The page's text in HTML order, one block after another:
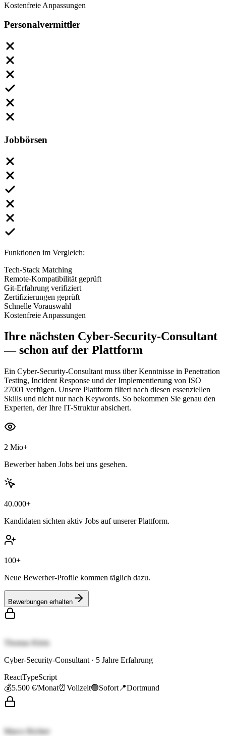
Kostenfreie Anpassungen
Personalvermittler
Jobbörsen
Funktionen im Vergleich:
Tech-Stack Matching
Remote-Kompatibilität geprüft
Git-Erfahrung verifiziert
Zertifizierungen geprüft
Schnelle Vorauswahl
Kostenfreie Anpassungen
Ihre nächsten Cyber-Security-Consultant
— schon auf der Plattform
Ein Cyber-Security-Consultant muss über Kenntnisse in Penetration
Testing, Incident Response und der Implementierung von ISO
27001 verfügen. Unsere Plattform filtert nach diesen essenziellen
Skills und nicht nur nach Keywords. So bekommen Sie genau den
Experten, der Ihre IT-Struktur absichert.
2 Mio+
Bewerber haben Jobs bei uns gesehen.
40.000+
Kandidaten sichten aktiv Jobs auf unserer Plattform.
100+
Neue Bewerber-Profile kommen täglich dazu.
Bewerbungen erhalten
Thomas Klein
Cyber-Security-Consultant · 5 Jahre Erfahrung
ReactTypeScript
💰5.500 €/Monat⏰Vollzeit🟢Sofort 📍Dortmund
Marco Richter